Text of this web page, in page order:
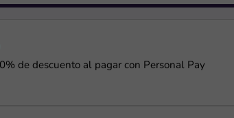
de descuento al pagar con Personal Pay